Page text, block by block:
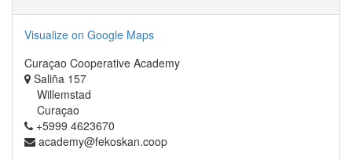
Visualize on Google Maps
Curaçao Cooperative Academy
Saliña 157
Willemstad
Curaçao
+5999 4623670
academy@fekoskan.coop